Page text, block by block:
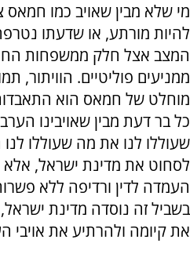
מי שלא מבין שאויב כמו חמאס
להיות מורתע, או שדעתו
המצב אצל חלק ממשפחות
ממניעים פוליטיים. הוויתור,
מוחלט של חמאס הוא
כל בר דעת מבין שאויבינו
שעוללו לנו את מה שעוללו
לסחוט את מדינת ישראל,
העמדה לדין ורדיפה ללא
בשביל זה נוסדה מדינת
את קיומה ולהרתיע את אויבי